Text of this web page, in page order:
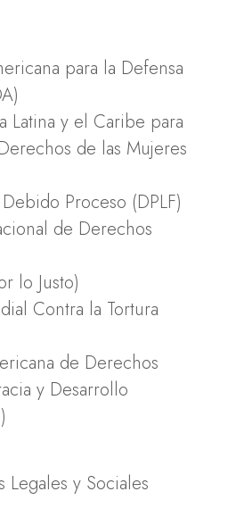
para la Defensa
Latina y el Caribe para
de las Mujeres
Proceso (DPLF)
de Derechos
lo Justo)
Contra la Tortura
de Derechos
y Desarrollo
Legales y Sociales